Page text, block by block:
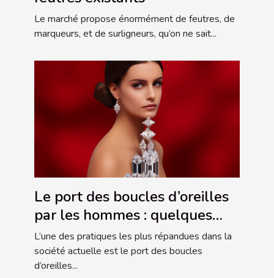
Le marché propose énormément de feutres, de
marqueurs, et de surligneurs, qu’on ne sait...
Le port des boucles d’oreilles
par les hommes : quelques
significations à connaître
L’une des pratiques les plus répandues dans la
société actuelle est le port des boucles
d’oreilles...